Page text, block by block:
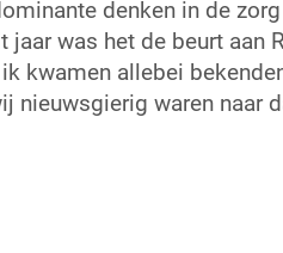
denken in de
jaar was het de beurt aan
kwamen allebei
nieuwsgierig waren naar